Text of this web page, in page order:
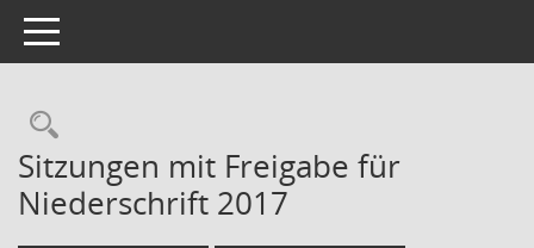
Toggle navigation
Rechercheauswahl
Sitzungen mit Freigabe für
Niederschrift 2017